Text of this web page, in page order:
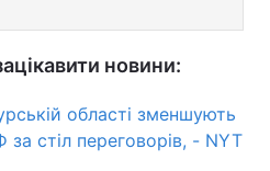
новини:
області зменшують
за стіл переговорів, - NYT